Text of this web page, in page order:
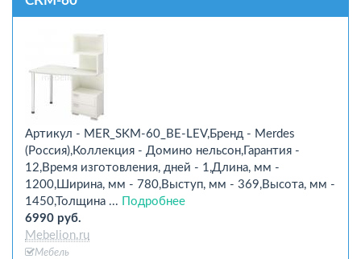
Артикул - MER_SKM-60_BE-LEV,Бренд - Merdes
(Россия),Коллекция - Домино нельсон,Гарантия -
12,Время изготовления, дней - 1,Длина, мм -
1200,Ширина, мм - 780,Выступ, мм - 369,Высота, мм -
1450,Толщина ...
Подробнее
6990 руб.
Mebelion.ru
Мебель